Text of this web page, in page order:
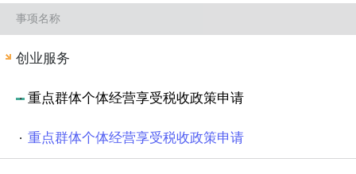
环保绿化 文化体育
其他
事项名称
创业服务
重点群体个体经营享受税收政策申请
重点群体个体经营享受税收政策申请